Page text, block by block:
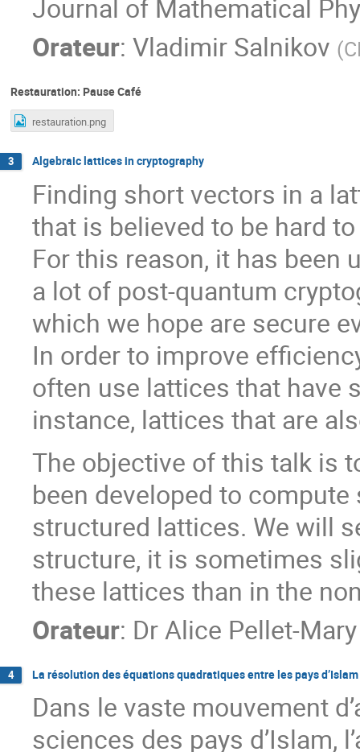
Journal of Mathematical
Orateur: Vladimir Salnikov (
Restauration: Pause Café
restauration.png
3 Algebraic lattices in cryptography
Finding short vectors in a
that is believed to be hard
For this reason, it has been
a lot of post-quantum
which we hope are secure
In order to improve
often use lattices that have
instance, lattices that are
The objective of this talk is
been developed to
structured lattices. We will
structure, it is sometimes
these lattices than in the
Orateur: DrAlice Pellet-Mary
4 La résolution des équations quadratiques entre les pays
Dans le vaste mouvement
sciences des pays d’Islam,